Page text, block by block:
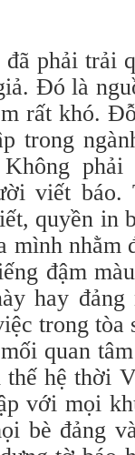
phải trải
Đó là
rất khó.
trong
phải
viết
quyền in
mình nhằm
đậm
hay
trong tòa
quan
hệ thời
với mọi
bè đảng